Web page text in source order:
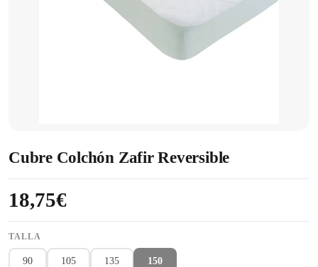
Cubre Colchón Zafir Reversible
18,75€
TALLA
90 105 135 150